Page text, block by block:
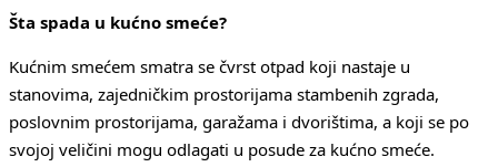
Šta spada u kućno smeće?
Kućnim smećem smatra se čvrst otpad koji nastaje u
stanovima, zajedničkim prostorijama stambenih zgrada,
poslovnim prostorijama, garažama i dvorištima, a koji se po
svojoj veličini mogu odlagati u posude za kućno smeće.